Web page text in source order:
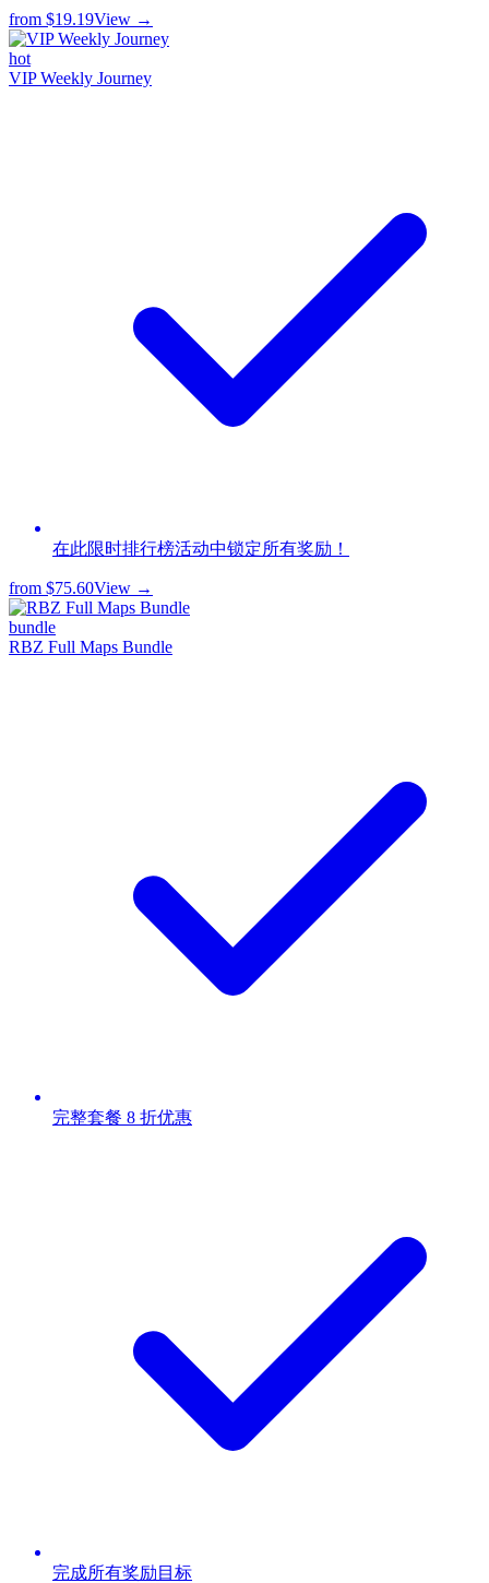
from $19.19View →
hot
VIP Weekly Journey
在此限时排行榜活动中锁定所有奖励！
from $75.60View →
bundle
RBZ Full Maps Bundle
完整套餐 8 折优惠
完成所有奖励目标